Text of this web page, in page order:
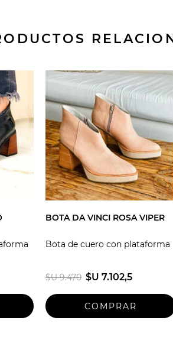
BOTA DA VINCI ROSA VIPER
Bota de cuero con plataforma
$U 9.470 $U 7.102,5